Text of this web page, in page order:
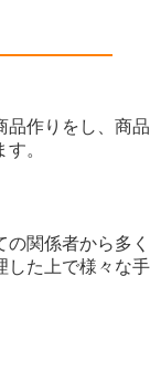
品作りをし、商品
。
関係者から多く
した上で様々な手